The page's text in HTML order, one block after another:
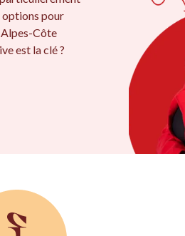
options pour
Alpes-Côte
est la clé ?